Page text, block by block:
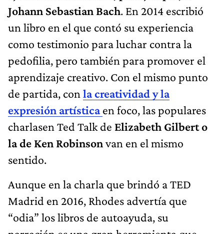
Johann Sebastian Bach. En 2014 escribió
un libro en el que contó su experiencia
como testimonio para luchar contra la
pedofilia, pero también para promover el
aprendizaje creativo. Con el mismo punto
de partida, con la creatividad y la
expresión artísticaen foco, las populares
charlasen Ted Talk de Elizabeth Gilbert o
la de Ken Robinsonvan en el mismo
sentido.
Aunque en la charla que brindó a TED
Madrid en 2016, Rhodes advertía que
“odia” los libros de autoayuda, su